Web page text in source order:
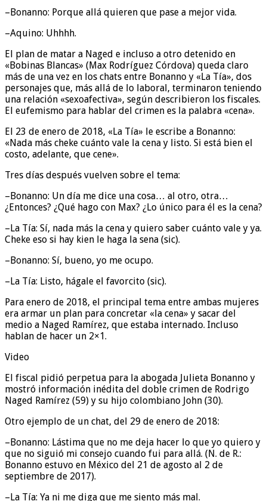
–Bonanno: Porque allá quieren que pase a mejor vida.
–Aquino: Uhhhh.
El plan de matar a Naged e incluso a otro detenido en
«Bobinas Blancas» (Max Rodríguez Córdova) queda claro
más de una vez en los chats entre Bonanno y «La Tía», dos
personajes que, más allá de lo laboral, terminaron teniendo
una relación «sexoafectiva», según describieron los fiscales.
El eufemismo para hablar del crimen es la palabra «cena».
El 23 de enero de 2018, «La Tía» le escribe a Bonanno:
«Nada más cheke cuánto vale la cena y listo. Si está bien el
costo, adelante, que cene».
Tres días después vuelven sobre el tema:
–Bonanno: Un día me dice una cosa… al otro, otra…
¿Entonces? ¿Qué hago con Max? ¿Lo único para él es la cena?
–La Tía: Sí, nada más la cena y quiero saber cuánto vale y ya.
Cheke eso si hay kien le haga la sena (sic).
–Bonanno: Sí, bueno, yo me ocupo.
–La Tía: Listo, hágale el favorcito (sic).
Para enero de 2018, el principal tema entre ambas mujeres
era armar un plan para concretar «la cena» y sacar del
medio a Naged Ramírez, que estaba internado. Incluso
hablan de hacer un 2×1.
Video
El fiscal pidió perpetua para la abogada Julieta Bonanno y
mostró información inédita del doble crimen de Rodrigo
Naged Ramírez (59) y su hijo colombiano John (30).
Otro ejemplo de un chat, del 29 de enero de 2018:
–Bonanno: Lástima que no me deja hacer lo que yo quiero y
que no siguió mi consejo cuando fui para allá. (N. de R.:
Bonanno estuvo en México del 21 de agosto al 2 de
septiembre de 2017).
–La Tía: Ya ni me diga que me siento más mal.